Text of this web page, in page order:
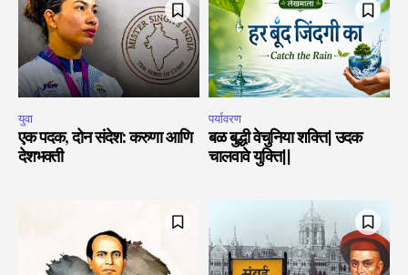
युवा
एक पदक, दोन संदेश: करुणा आणि
देशभक्ती
पर्यावरण
बळ बुद्धी वेचुनिया शक्ति| उदक
चालवावे युक्ति||